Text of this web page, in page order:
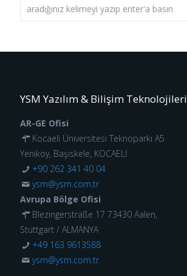
YSM Yazılım & Bilişim Teknolojileri
AR-GE Ofisi
Kocaeli Üniversitesi Teknoparkı A5
Yeniköy, Başiskele, KOCAELİ
+90 262 341 40 04
ysm@ysm.com.tr
Avrupa Bölge Ofisi
Blezingerstraße 17 73430 Aalen,
Stuttgart / ALMANYA
+49 163 9613588
ysm@ysm.com.tr